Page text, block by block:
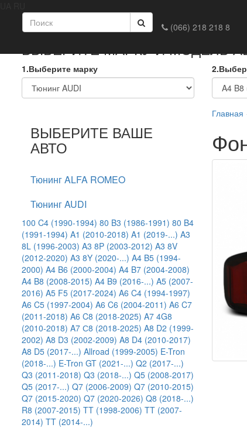
(066) 218 218 8
Главная Обмен и возврат
ВЫБЕРИТЕ МАРКУ И МОДЕЛЬ
1.Выберите марку
ВЫБЕРИТЕ ВАШЕ
АВТО
Тюнинг ALFA ROMEO
Тюнинг AUDI
100 C4 (1990-1994) 80 B3 (1986-1991) 80 B4
(1991-1994) A1 (2010-2018) A1 (2019-...) A3
8L (1996-2003) A3 8P (2003-2012) A3 8V
(2012-2020) A3 8Y (2020-...) A4 B5 (1994-
2000) A4 B6 (2000-2004) A4 B7 (2004-2008)
A4 B8 (2008-2015) A4 B9 (2016-...) A5 (2007-
2016) A5 F5 (2017-2024) A6 C4 (1994-1997)
A6 C5 (1997-2004) A6 C6 (2004-2011) A6 C7
(2011-2018) A6 C8 (2018-2025) A7 4G8
(2010-2018) A7 С8 (2018-2025) A8 D2 (1999-
2002) A8 D3 (2002-2009) A8 D4 (2010-2017)
A8 D5 (2017-...) Allroad (1999-2005) E-Tron
(2018-...) E-Tron GT (2021-...) Q2 (2017-...)
Q3 (2011-2018) Q3 (2018-...) Q5 (2008-2017)
Q5 (2017-...) Q7 (2006-2009) Q7 (2010-2015)
Q7 (2015-2020) Q7 (2020-2026) Q8 (2018-...)
R8 (2007-2015) TT (1998-2006) TT (2007-
2014) TT (2014-...)
Главная